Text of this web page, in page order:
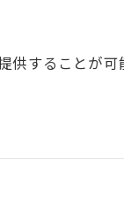
することが可